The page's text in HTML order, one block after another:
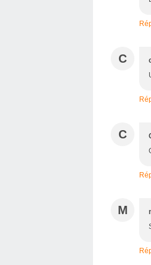
C
C
M